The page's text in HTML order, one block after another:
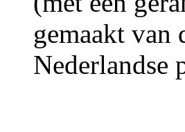
gemaakt van
Nederlandse